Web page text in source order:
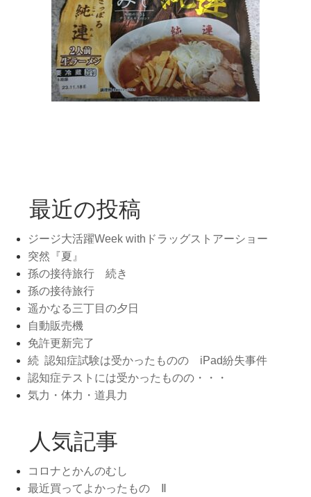
最近の投稿
ジージ大活躍Week withドラッグストアーショー
突然『夏』
孫の接待旅行 続き
孫の接待旅行
遥かなる三丁目の夕日
自動販売機
免許更新完了
続 認知症試験は受かったものの iPad紛失事件
認知症テストには受かったものの・・・
気力・体力・道具力
人気記事
コロナとかんのむし
最近買ってよかったもの Ⅱ